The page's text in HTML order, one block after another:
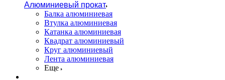
Алюминиевый прокат
Балка алюминиевая
Втулка алюминиевая
Катанка алюминиевая
Квадрат алюминиевый
Круг алюминиевый
Лента алюминиевая
Еще